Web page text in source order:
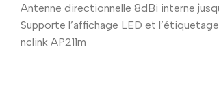
Antenne directionnelle 8dBi interne
Supporte l’affichage LED et
nclink AP211m